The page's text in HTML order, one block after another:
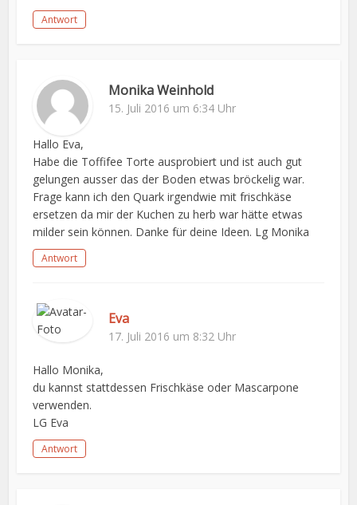
Antwort
Monika Weinhold
15. Juli 2016 um 6:34 Uhr
Hallo Eva,
Habe die Toffifee Torte ausprobiert und ist auch gut
gelungen ausser das der Boden etwas bröckelig war.
Frage kann ich den Quark irgendwie mit frischkäse
ersetzen da mir der Kuchen zu herb war hätte etwas
milder sein können. Danke für deine Ideen. Lg Monika
Antwort
Eva
17. Juli 2016 um 8:32 Uhr
Hallo Monika,
du kannst stattdessen Frischkäse oder Mascarpone
verwenden.
LG Eva
Antwort